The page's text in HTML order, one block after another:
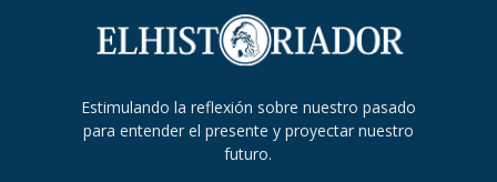
Estimulando la reflexión sobre nuestro pasado
para entender el presente y proyectar nuestro
futuro.